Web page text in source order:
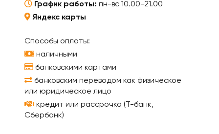
График работы: пн-вс 10.00-21.00
Яндекс карты
Способы оплаты:
наличными
банковскими картами
банковским переводом как физическое
или юридическое лицо
кредит или рассрочка (Т-банк,
Сбербанк)